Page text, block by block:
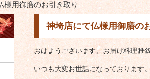
様用御膳のお引き取り
神埼店にて仏様用御膳の
おはようございます。お届け料理雅
いつも大変お世話になっております。